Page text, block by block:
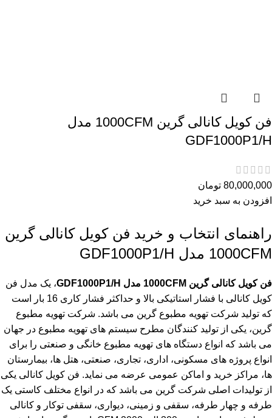
فن کویل کانالی گرین 1000CFM مدل
GDF1000P1/H
80,000,000 تومان
افزودن به سبد خرید
راهنمای انتخاب و خرید فن کویل کانالی گرین
1000CFM مدل GDF1000P1/H
فن کویل کانالی گرین 1000CFM مدل GDF1000P1/H
، یک مدل فن
کویل کانالی با فشار استاتیکی بالا و حداکثر فشار کاری 16 بار است
که تولید شرکت تهویه مطبوع گرین می باشد. شرکت تهویه مطبوع
گرین، یکی از تولید کنندگان مطرح سیستم های تهویه مطبوع در جهان
می باشد که انواع دستگاه های تهویه مطبوع خانگی و صنعتی را برای
انواع پروژه های مسکونی، اداری، تجاری، صنعتی، هتل ها، بیمارستان
ها، مراکز خرید و اماکن عمومی عرضه می نماید. فن کویل کانالی یکی
از تولیدات اصلی شرکت گرین می باشد که در انواع مختلف کاستی یک
طرفه و چهار طرفه، سقفی و زمینی، دیواری، سقفی توکار و کانالی